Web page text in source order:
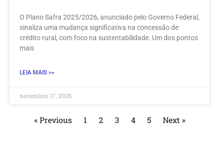
O Plano Safra 2025/2026, anunciado pelo Governo Federal,
sinaliza uma mudança significativa na concessão de
crédito rural, com foco na sustentabilidade. Um dos pontos
mais
LEIA MAIS >>
novembro 17, 2025
« Previous 1 2 3 4 5 Next »